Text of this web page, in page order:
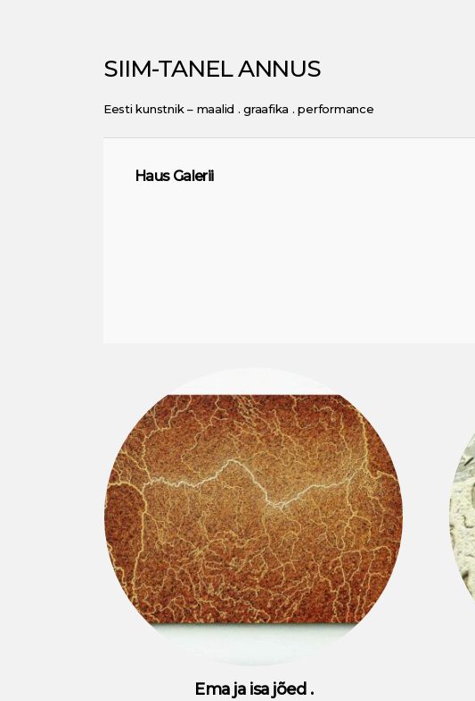
SIIM-TANEL ANNUS
Eesti kunstnik – maalid . graafika . performance
Haus Galerii
Ema ja isa jõed .